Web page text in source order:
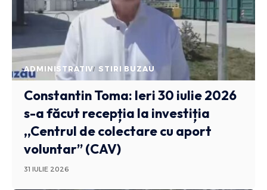
ADMINISTRATIV STIRI BUZAU
Constantin Toma: Ieri 30 iulie 2026
s-a făcut recepția la investiția
,,Centrul de colectare cu aport
voluntar” (CAV)
31 IULIE 2026